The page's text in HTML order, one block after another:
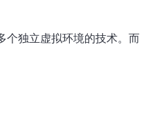
个独立虚拟环境的技术。而